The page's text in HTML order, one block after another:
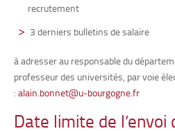
recrutement
3 derniers bulletins de salaire
à adresser au responsable du
professeur des universités, par voie
: alain.bonnet@u-bourgogne.fr
Date limite de